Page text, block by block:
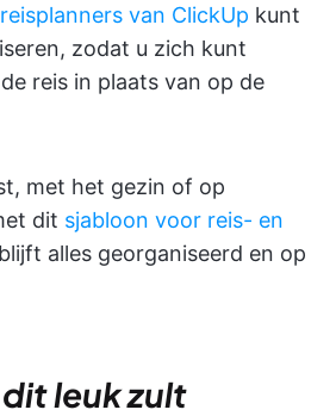
van ClickUp kunt
zodat u zich kunt
reis in plaats van op de
met het gezin of op
dit sjabloon voor reis- en
blijft alles georganiseerd en op
leuk zult